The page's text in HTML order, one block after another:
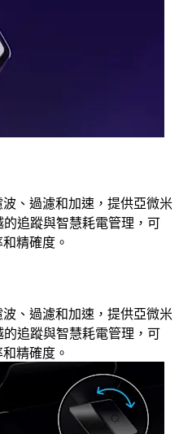
、過濾和加速，提供亞微米
追蹤與智慧耗電管理，可
精確度。
、過濾和加速，提供亞微米
追蹤與智慧耗電管理，可
精確度。